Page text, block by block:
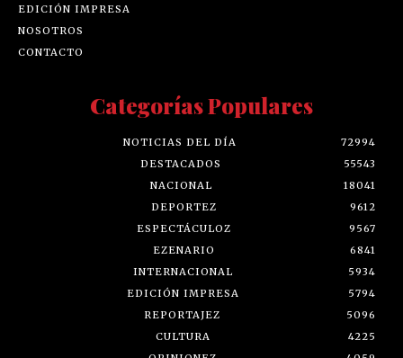
EDICIÓN IMPRESA
NOSOTROS
CONTACTO
Categorías Populares
NOTICIAS DEL DÍA
72994
DESTACADOS
55543
NACIONAL
18041
DEPORTEZ
9612
ESPECTÁCULOZ
9567
EZENARIO
6841
INTERNACIONAL
5934
EDICIÓN IMPRESA
5794
REPORTAJEZ
5096
CULTURA
4225